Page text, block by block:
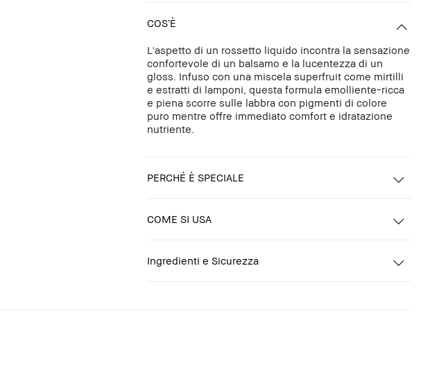
COS’È
L'aspetto di un rossetto liquido incontra la sensazione
confortevole di un balsamo e la lucentezza di un
gloss. Infuso con una miscela superfruit come mirtilli
e estratti di lamponi, questa formula emolliente-ricca
e piena scorre sulle labbra con pigmenti di colore
puro mentre offre immediato comfort e idratazione
nutriente.
PERCHÉ È SPECIALE
COME SI USA
Ingredienti e Sicurezza